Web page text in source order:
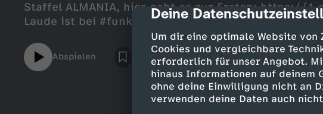
cmp-dialog-
Deine
Um dir eine optimale Website von
Cookies und vergleichbare
erforderlich für unser Angebot.
hinaus Informationen auf deinem
ohne deine Einwilligung nicht an
verwenden deine Daten auch
Staffel ALMANIA, hier geht es zur Ersten: https://
Laude ist bei #funk​​​​​​​​​YouTube:
https://www.youtube.com/funkofficialInstagram:
https://www.instagram.com/funkTikTok: https://
Website: https://go.funk.nethttps://go.funk.net/
MICH https://www.youtube.com/c/PhilLaude/
Instagram - http://instagram.com/phillaude​​​​​​​​​
http://twitter.com/phillaude​​​​​​​​​ Facebook -
Abspielen